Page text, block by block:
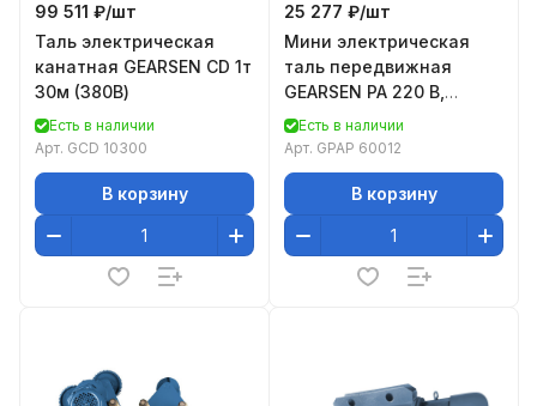
99 511 ₽/шт
Таль электрическая
канатная GEARSEN CD 1т
30м (380В)
Есть в наличии
Арт. GCD 10300
В корзину
25 277 ₽/шт
Мини электрическая
таль передвижная
GEARSEN PA 220 В,
600/1200 кг, 12/6 м
Есть в наличии
Арт. GPAP 60012
В корзину